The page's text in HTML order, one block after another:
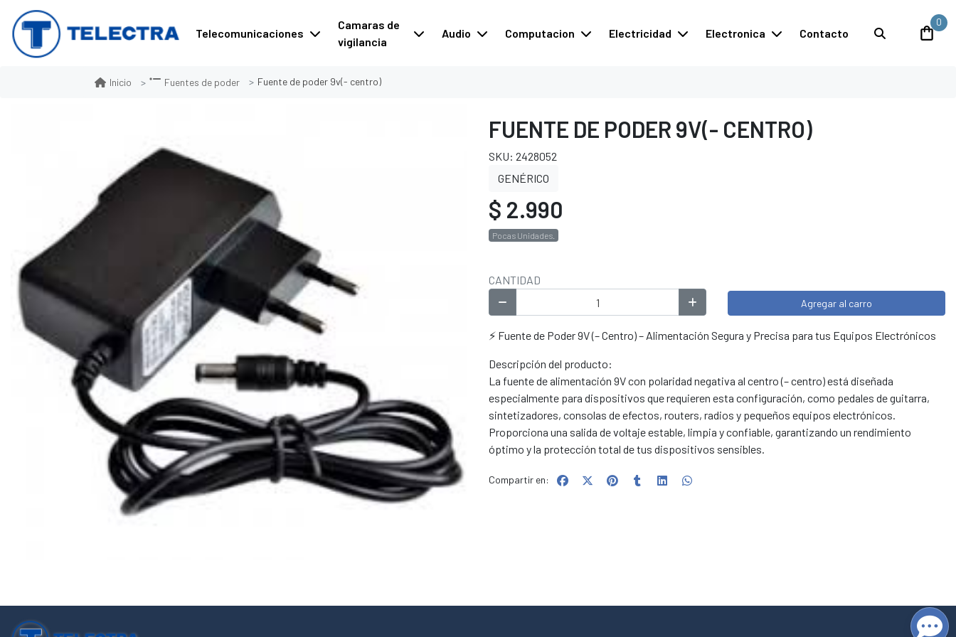
Telecomunicaciones
Camaras de
vigilancia
Audio Computacion Electricidad Electronica Contacto
0
Inicio Fuentes de poder Fuente de poder 9v(- centro)
FUENTE DE PODER 9V(- CENTRO)
SKU: 2428052
GENÉRICO
$ 2.990
Pocas Unidades.
CANTIDAD
Agregar al carro
⚡ Fuente de Poder 9V (– Centro) – Alimentación Segura y Precisa para tus Equipos Electrónicos
Descripción del producto:
La fuente de alimentación 9V con polaridad negativa al centro (– centro) está diseñada
especialmente para dispositivos que requieren esta configuración, como pedales de guitarra,
sintetizadores, consolas de efectos, routers, radios y pequeños equipos electrónicos.
Proporciona una salida de voltaje estable, limpia y confiable, garantizando un rendimiento
óptimo y la protección total de tus dispositivos sensibles.
Compartir en: